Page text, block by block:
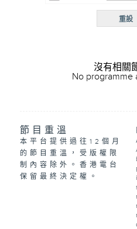
R5重設
沒有相關
No programme
節目重溫
本平台提供過往12個月
的節目重溫，受版權限
制內容除外。香港電台
保留最終決定權。